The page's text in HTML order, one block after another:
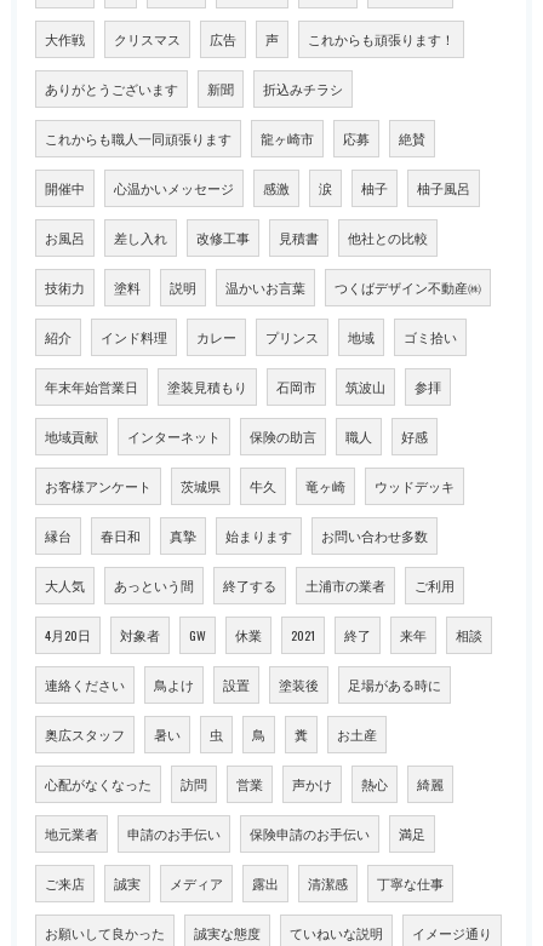
大作戦 クリスマス 広告 声 これからも頑張ります！
ありがとうございます 新聞 折込みチラシ
これからも職人一同頑張ります 龍ヶ崎市 応募 絶賛
開催中 心温かいメッセージ 感激 涙 柚子 柚子風呂
お風呂 差し入れ 改修工事 見積書 他社との比較
技術力 塗料 説明 温かいお言葉 つくばデザイン不動産㈱
紹介 インド料理 カレー プリンス 地域 ゴミ拾い
年末年始営業日 塗装見積もり 石岡市 筑波山 参拝
地域貢献 インターネット 保険の助言 職人 好感
お客様アンケート 茨城県 牛久 竜ヶ崎 ウッドデッキ
縁台 春日和 真摯 始まります お問い合わせ多数
大人気 あっという間 終了する 土浦市の業者 ご利用
4月20日 対象者 GW 休業 2021 終了 来年 相談
連絡ください 鳥よけ 設置 塗装後 足場がある時に
奥広スタッフ 暑い 虫 鳥 糞 お土産
心配がなくなった 訪問 営業 声かけ 熱心 綺麗
地元業者 申請のお手伝い 保険申請のお手伝い 満足
ご来店 誠実 メディア 露出 清潔感 丁寧な仕事
お願いして良かった 誠実な態度 ていねいな説明 イメージ通り